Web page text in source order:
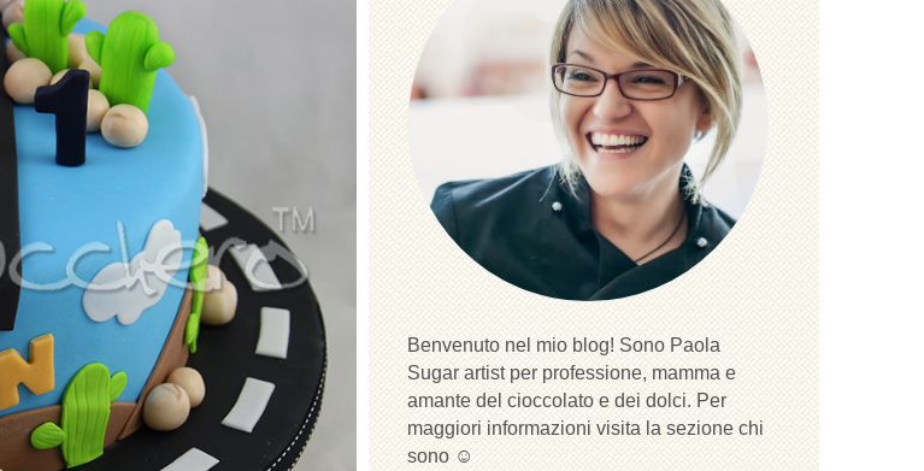
Benvenuto nel mio blog! Sono Paola
Sugar artist per professione, mamma e
amante del cioccolato e dei dolci. Per
maggiori informazioni visita la sezione chi
sono ☺